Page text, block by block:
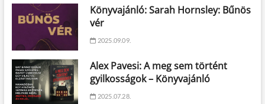
Könyvajánló: Sarah Hornsley: Bűnös
vér
2025.09.09.
Alex Pavesi: A meg sem történt
gyilkosságok – Könyvajánló
2025.07.28.